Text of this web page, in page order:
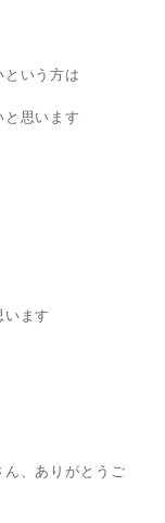
いう方は
思います
ます
、ありがとうご